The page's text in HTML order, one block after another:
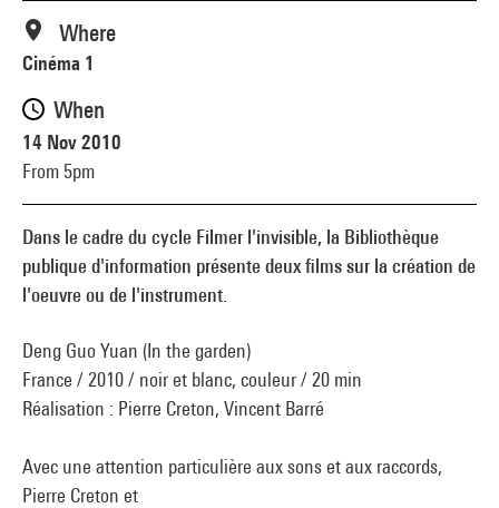
Dans le cadre du cycle Filmer l'invisible, la Bibliothèque
publique d'information présente deux films sur la création de
l'oeuvre ou de l'instrument.
Deng Guo Yuan (In the garden)
France / 2010 / noir et blanc, couleur / 20 min
Réalisation : Pierre Creton, Vincent Barré
Avec une attention particulière aux sons et aux raccords,
Pierre Creton et
Where
Cinéma 1
When
14 Nov 2010
From 5pm